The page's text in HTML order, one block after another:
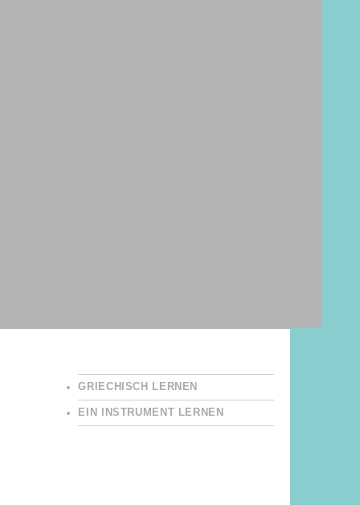
GRIECHISCH LERNEN
EIN INSTRUMENT LERNEN